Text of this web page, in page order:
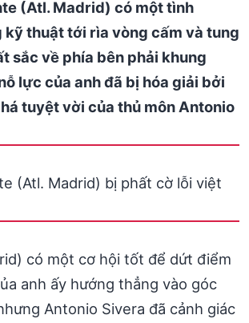
(Atl. Madrid) có một tình
kỹ thuật tới rìa vòng cấm và tung
sắc về phía bên phải khung
lực của anh đã bị hóa giải bởi
tuyệt vời của thủ môn Antonio
(Atl. Madrid) bị phất cờ lỗi việt
có một cơ hội tốt để dứt điểm
anh ấy hướng thẳng vào góc
Antonio Sivera đã cảnh giác